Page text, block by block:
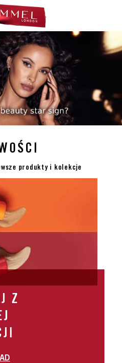
DO
produkty i kolekcje
Z